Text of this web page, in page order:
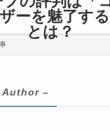
ーを魅了す
とは？
Author –